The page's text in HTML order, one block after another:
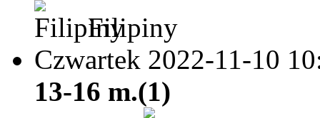
Filipiny
Czwartek 2022-11-10
13-16 m.(1)